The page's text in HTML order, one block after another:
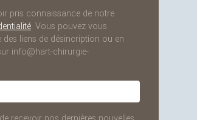
pris connaissance de notre
. Vous pouvez vous
des liens de désincription ou en
info@hart-chirurgie-